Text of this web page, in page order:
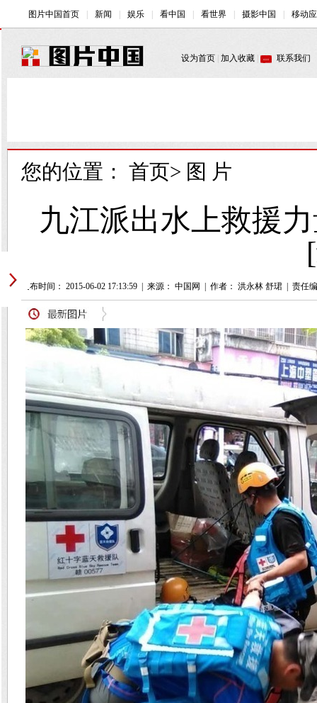
您的位置： 首页> 图 片
九江派出水上救援
发布时间： 2015-06-02 17:13:59 来源： 中国网 作者： 洪永林 舒珺 责任